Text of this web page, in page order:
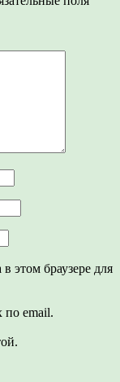
этом браузере для
по email.